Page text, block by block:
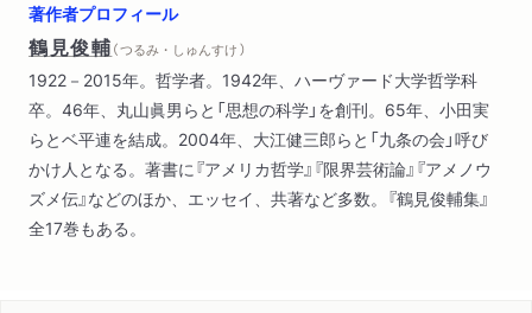
心の山河
かるた
苔のある日記
戦争のくれた字引き
退行計画
詩・訳詩（らくだの葬式
人形の台詞
かたつむり
著作者プロフィール
鶴見俊輔（ つるみ・しゅんすけ ）
1922－2015年。哲学者。1942年、ハーヴァード大学哲学科
卒。46年、丸山眞男らと「思想の科学」を創刊。65年、小田実
らとベ平連を結成。2004年、大江健三郎らと「九条の会」呼び
かけ人となる。著書に『アメリカ哲学』『限界芸術論』『アメノウ
ズメ伝』などのほか、エッセイ、共著など多数。『鶴見俊輔集』
全17巻もある。